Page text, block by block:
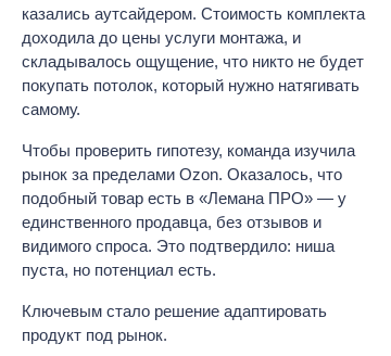
казались аутсайдером. Стоимость комплекта
доходила до цены услуги монтажа, и
складывалось ощущение, что никто не будет
покупать потолок, который нужно натягивать
самому.
Чтобы проверить гипотезу, команда изучила
рынок за пределами Ozon. Оказалось, что
подобный товар есть в «Лемана ПРО» — у
единственного продавца, без отзывов и
видимого спроса. Это подтвердило: ниша
пуста, но потенциал есть.
Ключевым стало решение адаптировать
продукт под рынок.